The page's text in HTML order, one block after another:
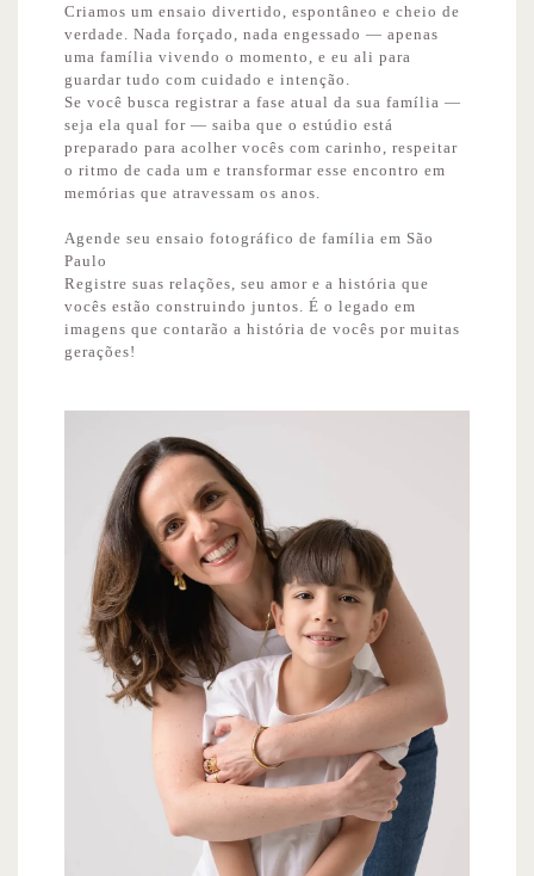
Criamos um ensaio divertido, espontâneo e cheio de
verdade. Nada forçado, nada engessado — apenas
uma família vivendo o momento, e eu ali para
guardar tudo com cuidado e intenção.
Se você busca registrar a fase atual da sua família —
seja ela qual for — saiba que o estúdio está
preparado para acolher vocês com carinho, respeitar
o ritmo de cada um e transformar esse encontro em
memórias que atravessam os anos.
Agende seu ensaio fotográfico de família em São
Paulo
Registre suas relações, seu amor e a história que
vocês estão construindo juntos. É o legado em
imagens que contarão a história de vocês por muitas
gerações!